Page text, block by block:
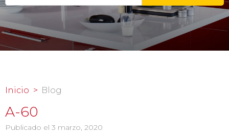
Inicio Blog
A-60
Publicado el 3 marzo, 2020